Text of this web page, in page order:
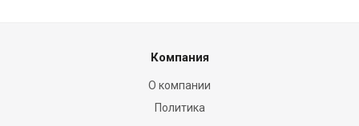
Компания
О компании
Политика